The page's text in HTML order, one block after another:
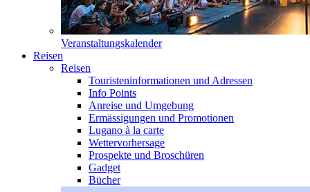
Veranstaltungskalender
Reisen
Reisen
Touristeninformationen und Adressen
Info Points
Anreise und Umgebung
Ermässigungen und Promotionen
Lugano à la carte
Wettervorhersage
Prospekte und Broschüren
Gadget
Bücher